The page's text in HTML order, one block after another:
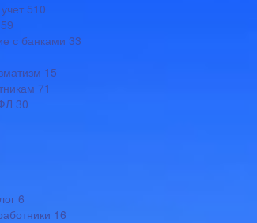
510
59
с банками 33
15
71
30
6
16